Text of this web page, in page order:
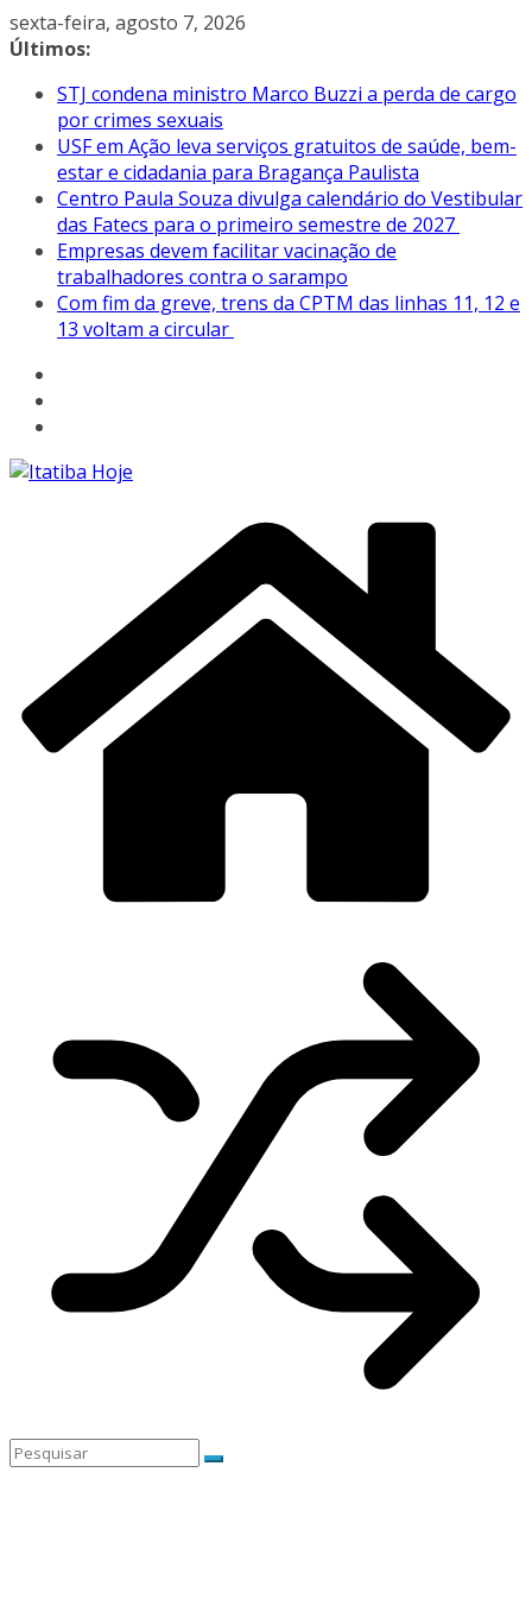
Pular
para
conteúdo
sexta-feira, agosto 7, 2026
Últimos:
STJ condena ministro Marco Buzzi a perda de cargo
por crimes sexuais
USF em Ação leva serviços gratuitos de saúde, bem-
estar e cidadania para Bragança Paulista
Centro Paula Souza divulga calendário do Vestibular
das Fatecs para o primeiro semestre de 2027
Empresas devem facilitar vacinação de
trabalhadores contra o sarampo
Com fim da greve, trens da CPTM das linhas 11, 12 e
13 voltam a circular